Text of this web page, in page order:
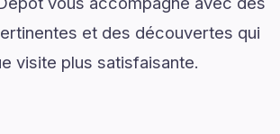
et des découvertes qui
visite plus satisfaisante.